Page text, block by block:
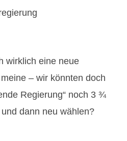
wirklich eine neue
– wir könnten doch
Regierung“ noch 3 ¾
dann neu wählen?